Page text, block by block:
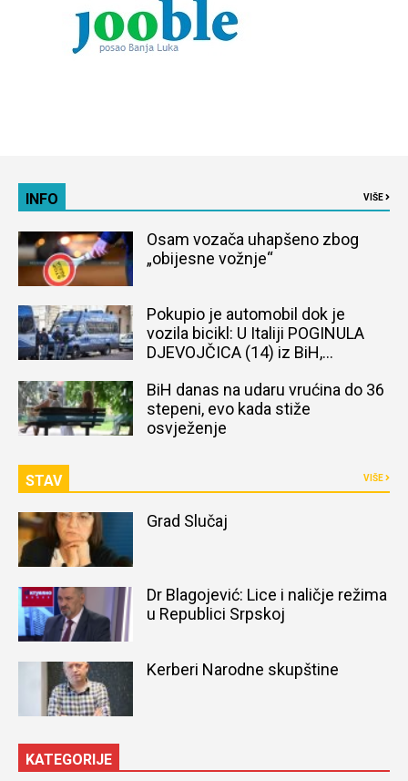
INFO VIŠE
Osam vozača uhapšeno zbog
„obijesne vožnje“
Pokupio je automobil dok je
vozila bicikl: U Italiji POGINULA
DJEVOJČICA (14) iz BiH,
BiH danas na udaru vrućina do 36
stepeni, evo kada stiže
osvježenje
STAV VIŠE
Grad Slučaj
Dr Blagojević: Lice i naličje režima
u Republici Srpskoj
Kerberi Narodne skupštine
KATEGORIJE